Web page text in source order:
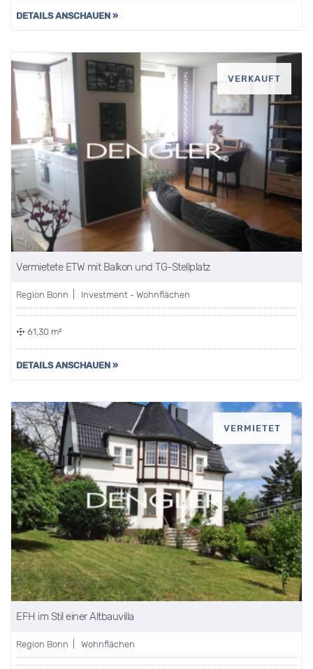
DETAILS ANSCHAUEN »
VERKAUFT
Vermietete ETW mit Balkon und TG-Stellplatz
Region Bonn | Investment - Wohnflächen
61,30 m²
DETAILS ANSCHAUEN »
VERMIETET
EFH im Stil einer Altbauvilla
Region Bonn | Wohnflächen